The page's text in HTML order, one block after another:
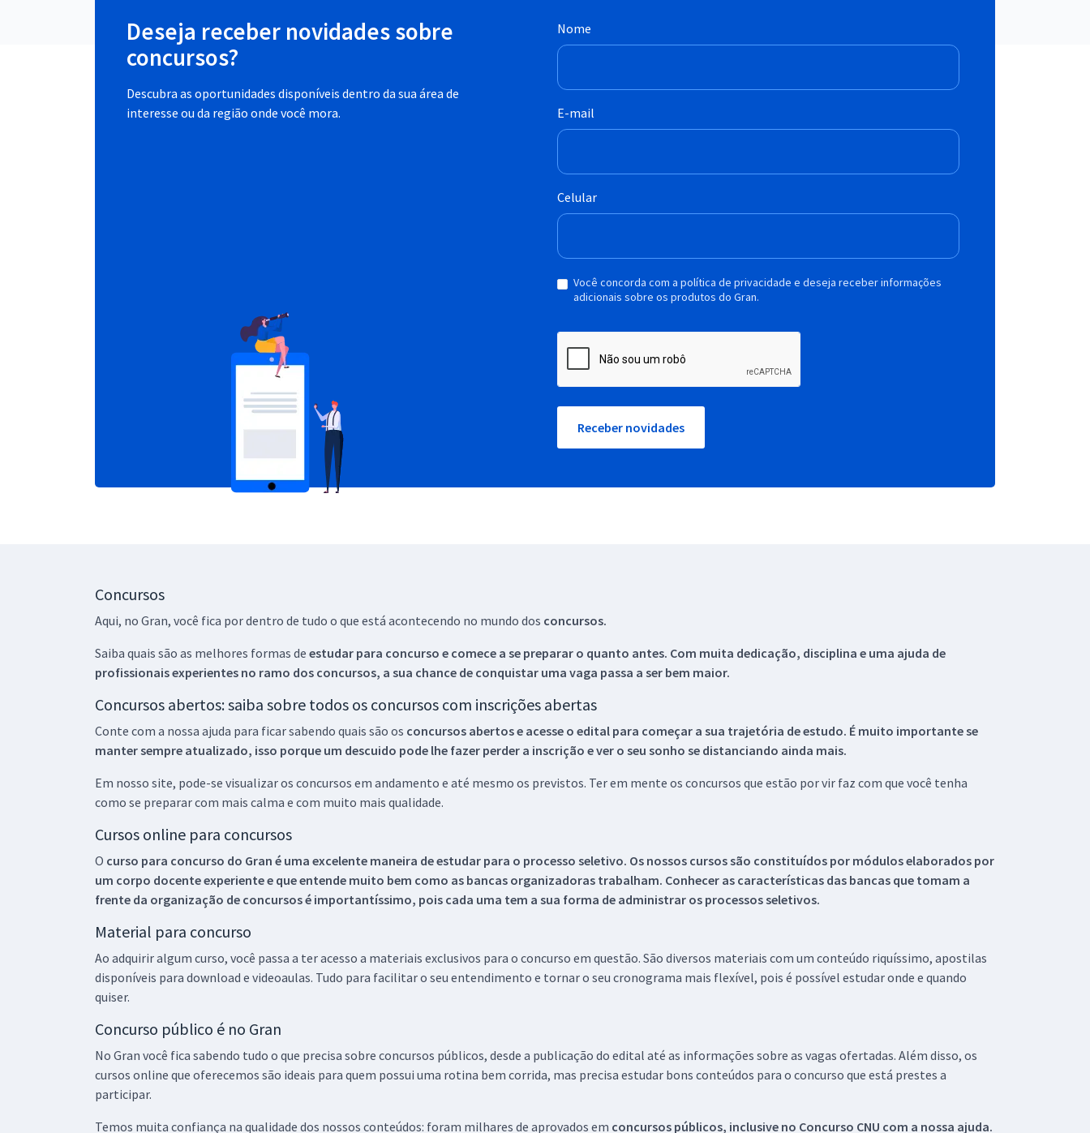
Deseja receber novidades sobre
concursos?
Descubra as oportunidades disponíveis dentro da sua área de
interesse ou da região onde você mora.
Nome
E-mail
Celular
Você concorda com a política de privacidade e deseja receber informações
adicionais sobre os produtos do Gran.
Receber novidades
Concursos
Aqui, no Gran, você fica por dentro de tudo o que está acontecendo no mundo dos concursos.
Saiba quais são as melhores formas de estudar para concurso e comece a se preparar o quanto antes. Com muita dedicação, disciplina e uma ajuda de
profissionais experientes no ramo dos concursos, a sua chance de conquistar uma vaga passa a ser bem maior.
Concursos abertos: saiba sobre todos os concursos com inscrições abertas
Conte com a nossa ajuda para ficar sabendo quais são os concursos abertos e acesse o edital para começar a sua trajetória de estudo. É muito importante se
manter sempre atualizado, isso porque um descuido pode lhe fazer perder a inscrição e ver o seu sonho se distanciando ainda mais.
Em nosso site, pode-se visualizar os concursos em andamento e até mesmo os previstos. Ter em mente os concursos que estão por vir faz com que você tenha
como se preparar com mais calma e com muito mais qualidade.
Cursos online para concursos
O curso para concurso do Gran é uma excelente maneira de estudar para o processo seletivo. Os nossos cursos são constituídos por módulos elaborados por
um corpo docente experiente e que entende muito bem como as bancas organizadoras trabalham. Conhecer as características das bancas que tomam a
frente da organização de concursos é importantíssimo, pois cada uma tem a sua forma de administrar os processos seletivos.
Material para concurso
Ao adquirir algum curso, você passa a ter acesso a materiais exclusivos para o concurso em questão. São diversos materiais com um conteúdo riquíssimo, apostilas
disponíveis para download e videoaulas. Tudo para facilitar o seu entendimento e tornar o seu cronograma mais flexível, pois é possível estudar onde e quando
quiser.
Concurso público é no Gran
No Gran você fica sabendo tudo o que precisa sobre concursos públicos, desde a publicação do edital até as informações sobre as vagas ofertadas. Além disso, os
cursos online que oferecemos são ideais para quem possui uma rotina bem corrida, mas precisa estudar bons conteúdos para o concurso que está prestes a
participar.
Temos muita confiança na qualidade dos nossos conteúdos: foram milhares de aprovados em concursos públicos, inclusive no Concurso CNU com a nossa ajuda.